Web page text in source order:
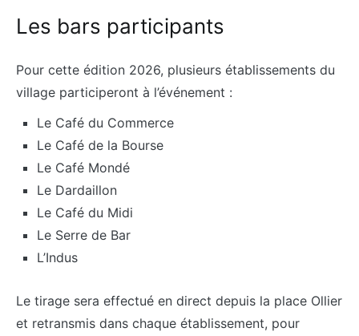
Les bars participants
Pour cette édition 2026, plusieurs établissements du
village participeront à l’événement :
Le Café du Commerce
Le Café de la Bourse
Le Café Mondé
Le Dardaillon
Le Café du Midi
Le Serre de Bar
L’Indus
Le tirage sera effectué en direct depuis la place Ollier
et retransmis dans chaque établissement, pour